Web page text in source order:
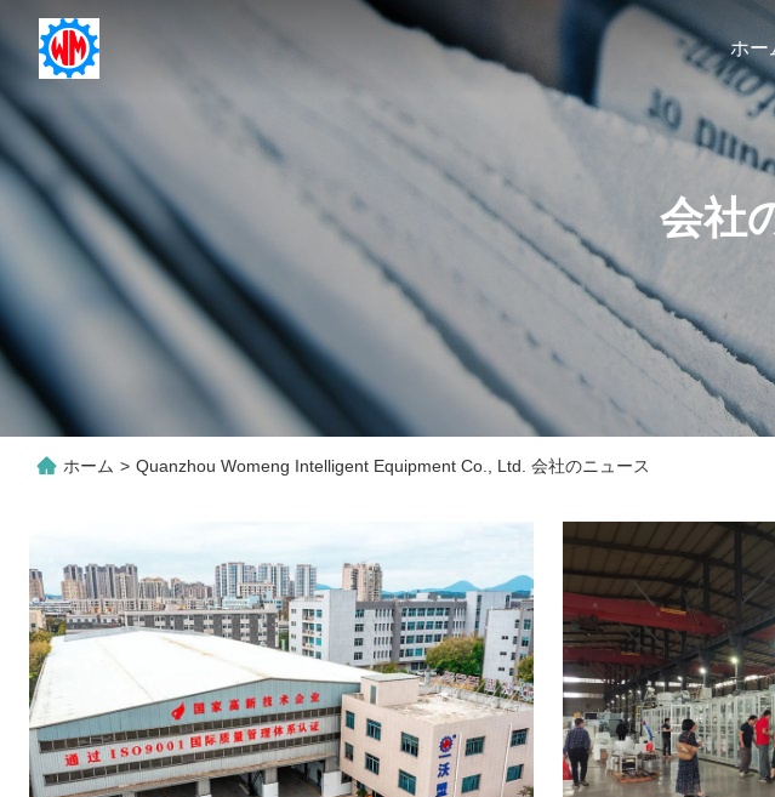
ホー
会社
ホーム > Quanzhou Womeng Intelligent Equipment Co., Ltd. 会社のニュース